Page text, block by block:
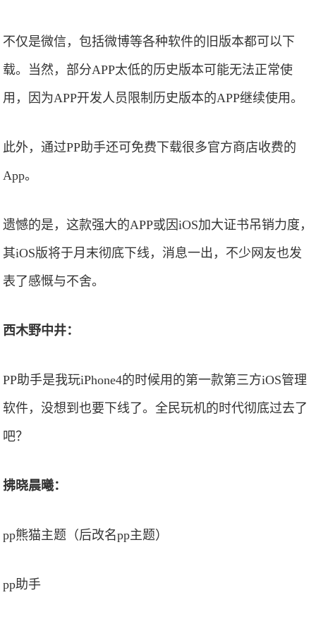
不仅是微信，包括微博等各种软件的旧版本都可以下
载。当然，部分APP太低的历史版本可能无法正常使
用，因为APP开发人员限制历史版本的APP继续使用。
此外，通过PP助手还可免费下载很多官方商店收费的
App。
遗憾的是，这款强大的APP或因iOS加大证书吊销力度，
其iOS版将于月末彻底下线，消息一出，不少网友也发
表了感慨与不舍。
西木野中井：
PP助手是我玩iPhone4的时候用的第一款第三方iOS管理
软件，没想到也要下线了。全民玩机的时代彻底过去了
吧？
拂晓晨曦：
pp熊猫主题（后改名pp主题）
pp助手